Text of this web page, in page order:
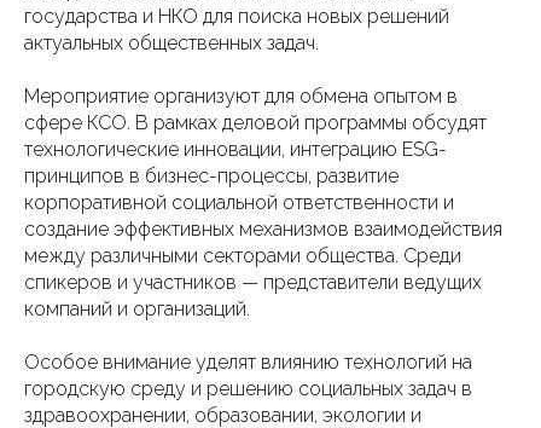
государства и НКО для поиска новых решений
актуальных общественных задач.
Мероприятие организуют для обмена опытом в
сфере КСО. В рамках деловой программы обсудят
технологические инновации, интеграцию ESG-
принципов в бизнес-процессы, развитие
корпоративной социальной ответственности и
создание эффективных механизмов взаимодействия
между различными секторами общества. Среди
спикеров и участников — представители ведущих
компаний и организаций.
Особое внимание уделят влиянию технологий на
городскую среду и решению социальных задач в
здравоохранении, образовании, экологии и